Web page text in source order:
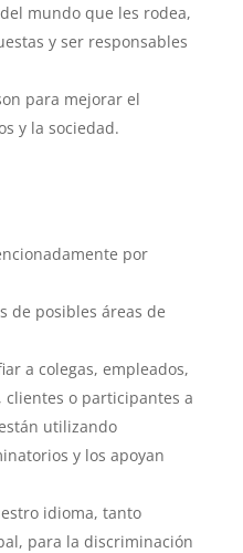
mundo que les rodea,
y ser responsables
para mejorar el
y la sociedad.
por
de posibles áreas de
a colegas, empleados,
clientes o participantes a
utilizando
y los apoyan
idioma, tanto
para la discriminación